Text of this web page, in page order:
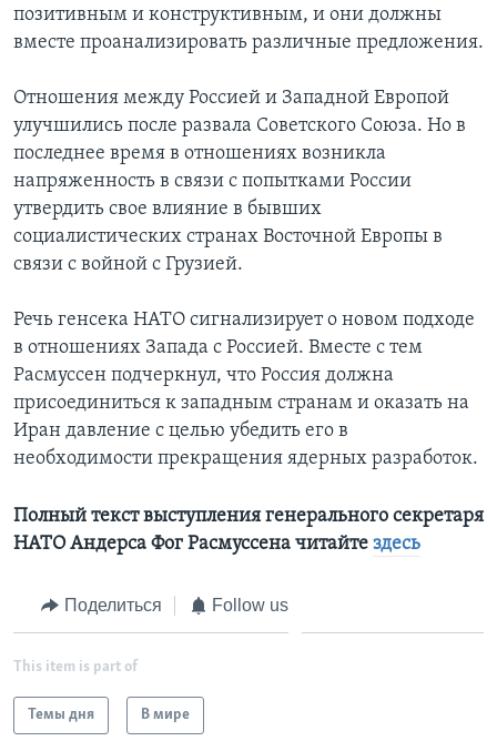
позитивным и конструктивным, и они должны
вместе проанализировать различные предложения.
Отношения между Россией и Западной Европой
улучшились после развала Советского Союза. Но в
последнее время в отношениях возникла
напряженность в связи с попытками России
утвердить свое влияние в бывших
социалистических странах Восточной Европы в
связи с войной с Грузией.
Речь генсека НАТО сигнализирует о новом подходе
в отношениях Запада с Россией. Вместе с тем
Расмуссен подчеркнул, что Россия должна
присоединиться к западным странам и оказать на
Иран давление с целью убедить его в
необходимости прекращения ядерных разработок.
Полный текст выступления генерального секретаря
НАТО Андерса Фог Расмуссена читайте здесь
Поделиться Follow us
This item is part of
Темы дня В мире